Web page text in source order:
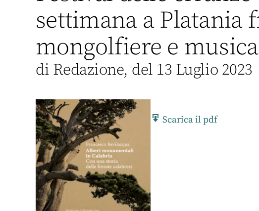
settimana a Platania
mongolfiere e
di Redazione, del 13 Luglio 2023
Scarica il pdf